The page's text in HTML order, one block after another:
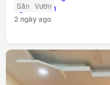
Sân Vườn
2 ngày ago